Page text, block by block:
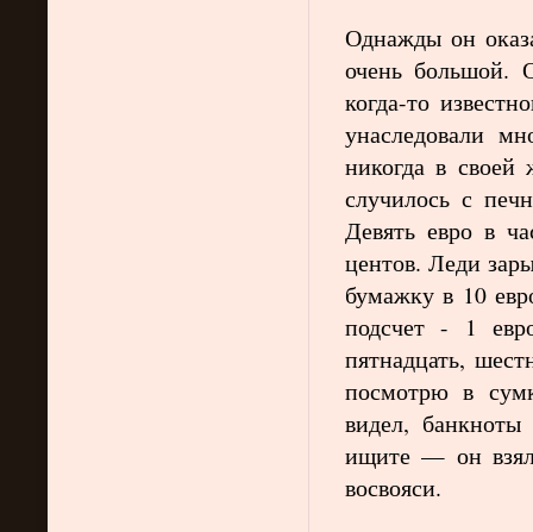
Однажды он
очень большой.
когда-то
унаследовали
никогда в
случилось с
Девять евро в
центов. Леди
бумажку в 10
подсчет - 1
пятнадцать,
посмотрю в
видел,
ищите — он
восвояси.